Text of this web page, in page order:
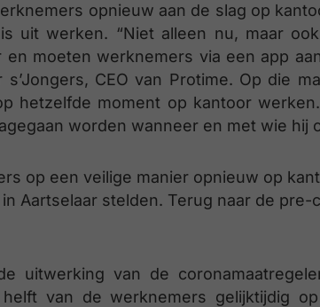
opnieuw aan de slag op
uit werken. “Niet alleen nu, maar
moeten werknemers via een app
s’Jongers, CEO van Protime. Op die
hetzelfde moment op kantoor
worden wanneer en met wie hij
op een veilige manier opnieuw op
Aartselaar stelden. Terug naar de
uitwerking van de
van de werknemers gelijktijdig